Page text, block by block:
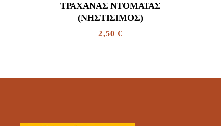
ΤΡΑΧΑΝΆΣ ΝΤΟΜΆΤΑΣ
(ΝΗΣΤΊΣΙΜΟΣ)
2,50€